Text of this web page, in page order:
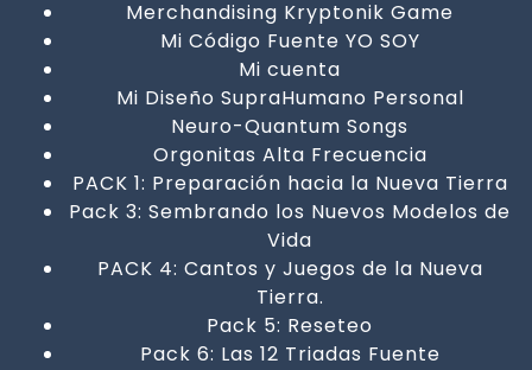
Merchandising Kryptonik Game
Mi Código Fuente YO SOY
Mi cuenta
Mi Diseño SupraHumano Personal
Neuro-Quantum Songs
Orgonitas Alta Frecuencia
PACK 1: Preparación hacia la Nueva Tierra
Pack 3: Sembrando los Nuevos Modelos de
Vida
PACK 4: Cantos y Juegos de la Nueva
Tierra.
Pack 5: Reseteo
Pack 6: Las 12 Triadas Fuente